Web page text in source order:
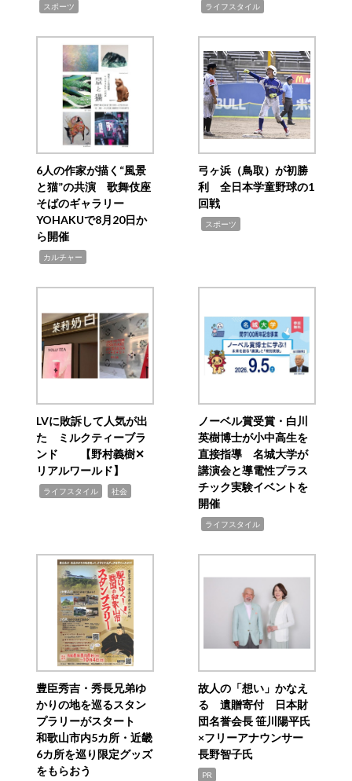
スポーツ ライフスタイル
6人の作家が描く“風景
と猫”の共演 歌舞伎座
そばのギャラリー
YOHAKUで8月20日か
ら開催
カルチャー
弓ヶ浜（鳥取）が初勝
利 全日本学童野球の1
回戦
スポーツ
LVに敗訴して人気が出
た ミルクティーブラ
ンド 【野村義樹✕
リアルワールド】
ライフスタイル 社会
ノーベル賞受賞・白川
英樹博士が小中高生を
直接指導 名城大学が
講演会と導電性プラス
チック実験イベントを
開催
ライフスタイル
豊臣秀吉・秀長兄弟ゆ
かりの地を巡るスタン
プラリーがスタート
和歌山市内5カ所・近畿
6カ所を巡り限定グッズ
をもらおう
故人の「想い」かなえ
る 遺贈寄付 日本財
団名誉会長 笹川陽平氏
×フリーアナウンサー
長野智子氏
PR